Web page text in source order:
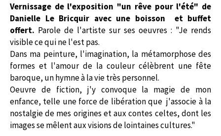
Vernissage de l'exposition "un rêve pour l'été" de
Danielle Le Bricquir avec une boisson et buffet
offert. Parole de l'artiste sur ses oeuvres : "Je rends
visible ce qui ne l'est pas.
Dans ma peinture, l'imagination, la métamorphose des
formes et l'amour de la couleur célèbrent une fête
baroque, un hymne à la vie très personnel.
Oeuvre de fiction, j'y convoque la magie de mon
enfance, telle une force de libération que j'associe à la
nostalgie de mes origines et aux contes celtes, dont les
images se mêlent aux visions de lointaines cultures."